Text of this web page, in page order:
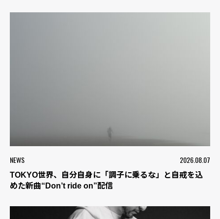
NEWS 2026.08.07
TOKYO世界、自分自身に「調子に乗るな」と自戒を込
めた新曲“Don’t ride on”配信